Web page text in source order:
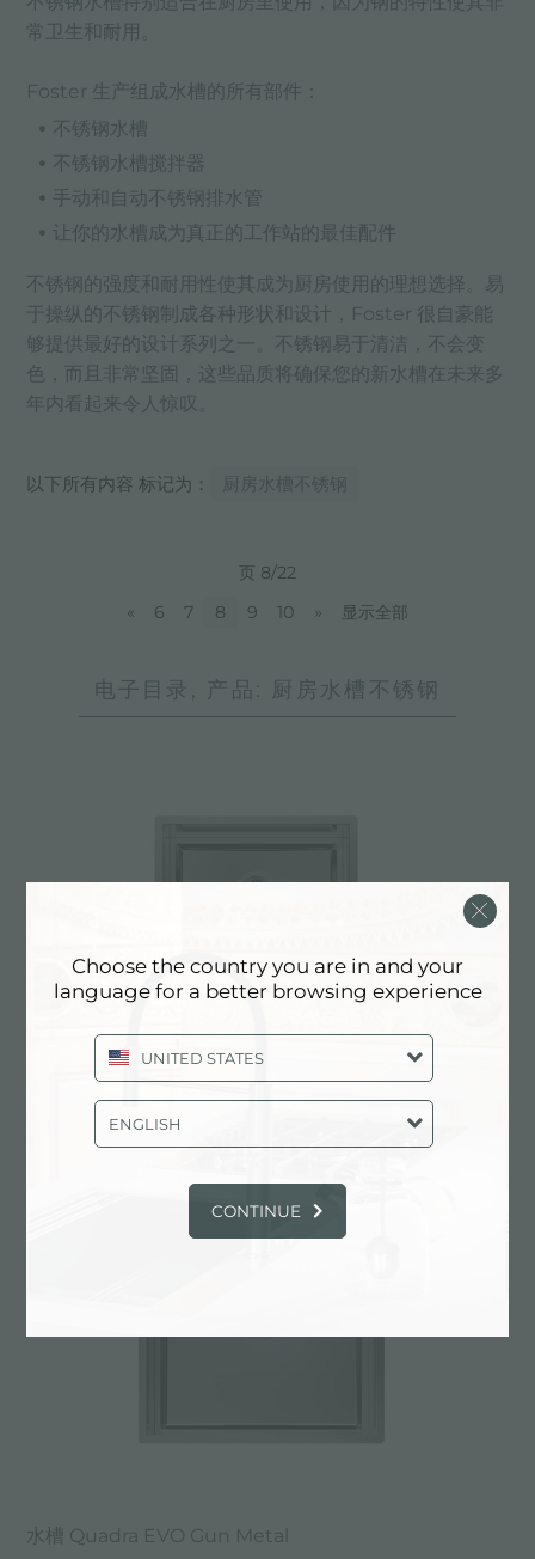
常卫生和耐用。
Foster 生产组成水槽的所有部件：
不锈钢水槽
不锈钢水槽搅拌器
手动和自动不锈钢排水管
让你的水槽成为真正的工作站的最佳配件
不锈钢的强度和耐用性使其成为厨房使用的理想选择。易
于操纵的不锈钢制成各种形状和设计，Foster 很自豪能
够提供最好的设计系列之一。不锈钢易于清洁，不会变
色，而且非常坚固，这些品质将确保您的新水槽在未来多
年内看起来令人惊叹。
以下所有内容 标记为： 厨房水槽不锈钢
页 8/22
«
6 7 8 9 10 » 显示全部
电子目录, 产品: 厨房水槽不锈钢
水槽 Quadra EVO Gun Metal
Choose the country you are in and your
language for a better browsing experience
UNITED STATES
ENGLISH
CONTINUE